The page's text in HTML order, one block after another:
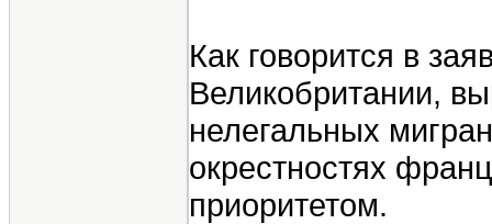
Как говорится в
Великобритании,
нелегальных
окрестностях
приоритетом.